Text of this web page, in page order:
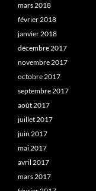
mars 2018
février 2018
janvier 2018
décembre 2017
novembre 2017
octobre 2017
septembre 2017
août 2017
juillet 2017
juin 2017
mai 2017
avril 2017
mars 2017